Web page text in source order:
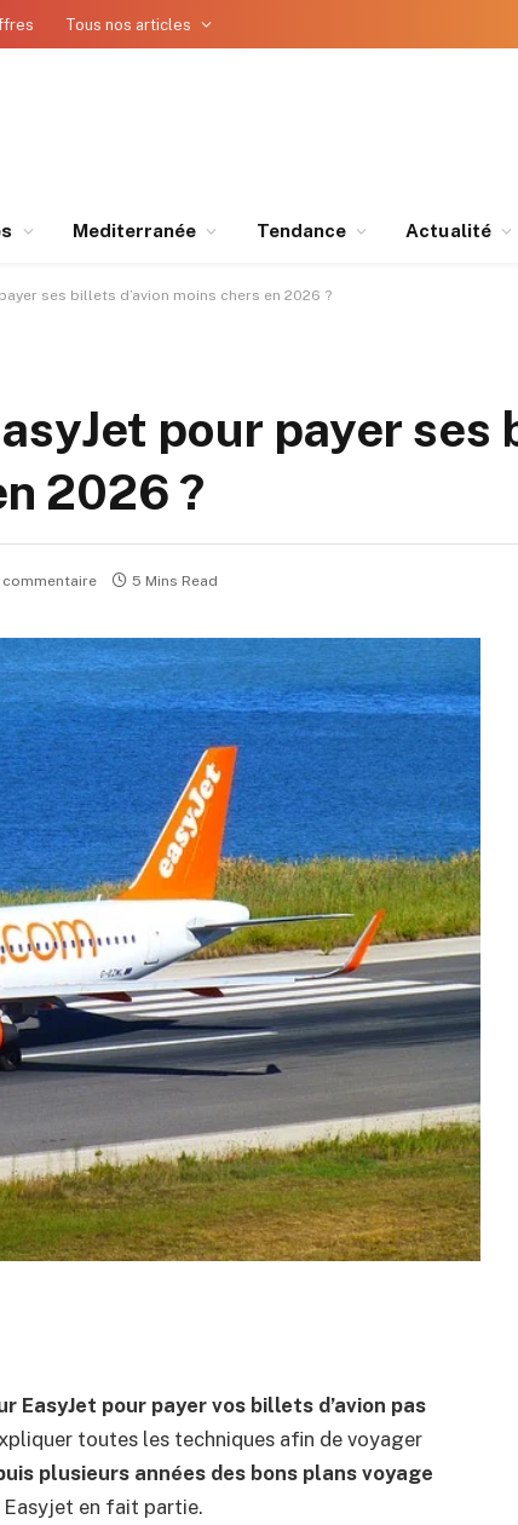
Tous nos articles
Mediterranée Tendance Actualité
ses billets d’avion moins chers en 2026 ?
pour payer ses
2026 ?
commentaire 5 Mins Read
EasyJet pour payer vos billets d’avion pas
toutes les techniques afin de voyager
plusieurs années des bons plans voyage
Easyjet en fait partie.